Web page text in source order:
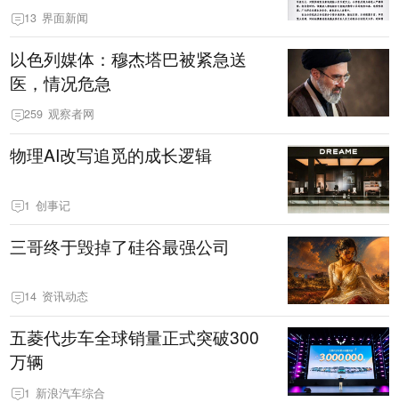
13 界面新闻
以色列媒体：穆杰塔巴被紧急送
医，情况危急
259 观察者网
物理AI改写追觅的成长逻辑
1 创事记
三哥终于毁掉了硅谷最强公司
14 资讯动态
五菱代步车全球销量正式突破300
万辆
1 新浪汽车综合